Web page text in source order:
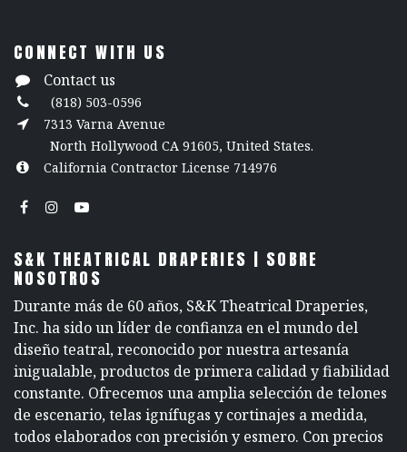
CONNECT WITH US
Contact us
(818) 503-0596
7313 Varna Avenue
North Hollywood CA 91605, United States.
California Contractor License 714976
S&K THEATRICAL DRAPERIES | SOBRE
NOSOTROS
Durante más de 60 años, S&K Theatrical Draperies,
Inc. ha sido un líder de confianza en el mundo del
diseño teatral, reconocido por nuestra artesanía
inigualable, productos de primera calidad y fiabilidad
constante. Ofrecemos una amplia selección de telones
de escenario, telas ignífugas y cortinajes a medida,
todos elaborados con precisión y esmero. Con precios